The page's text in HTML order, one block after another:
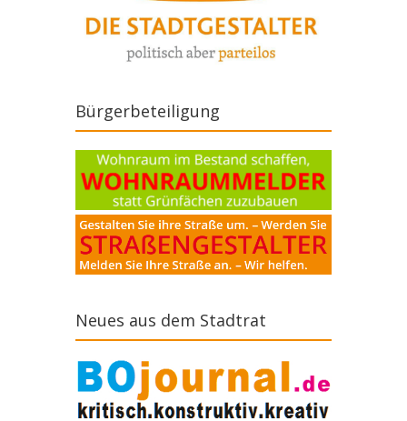
Bürgerbeteiligung
Neues aus dem Stadtrat